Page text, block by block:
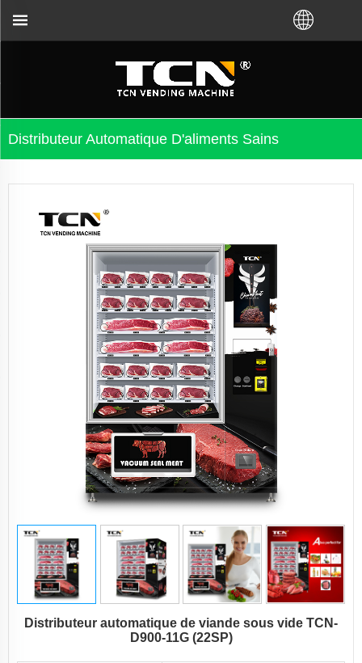
Distributeur Automatique D'aliments Sains
Distributeur automatique de viande sous vide TCN-
D900-11G (22SP)
de l'usine TCN ou du distributeur local.